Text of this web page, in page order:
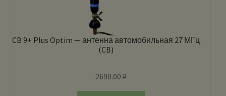
CB 9+ Plus Optim — антенна автомобильная 27 МГц
(CB)
2690.00₽